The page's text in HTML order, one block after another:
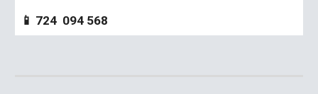
📱 724 094 568